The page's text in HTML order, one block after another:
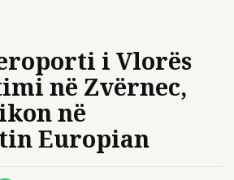
i Vlorës
në Zvërnec,
në
Europian